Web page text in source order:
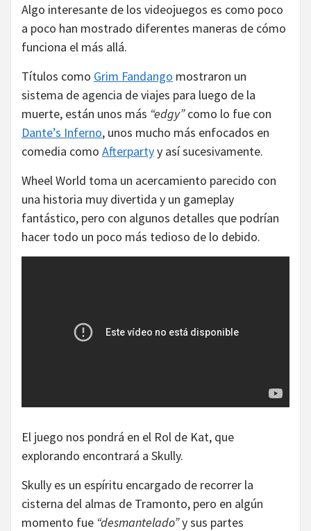
Algo interesante de los videojuegos es como poco
a poco han mostrado diferentes maneras de cómo
funciona el más allá.
Títulos como Grim Fandango mostraron un
sistema de agencia de viajes para luego de la
muerte, están unos más “edgy”como lo fue con
Dante’s Inferno, unos mucho más enfocados en
comedia como Afterpartyy así sucesivamente.
Wheel World toma un acercamiento parecido con
una historia muy divertida y un gameplay
fantástico, pero con algunos detalles que podrían
hacer todo un poco más tedioso de lo debido.
El juego nos pondrá en el Rol de Kat, que
explorando encontrará a Skully.
Skully es un espíritu encargado de recorrer la
cisterna del almas de Tramonto, pero en algún
momento fue “desmantelado”y sus partes